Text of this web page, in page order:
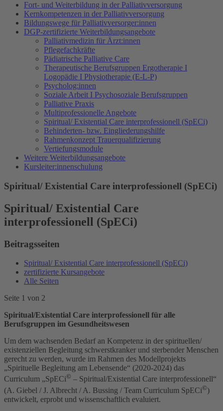
Fort- und Weiterbildung in der Palliativversorgung
Kernkompetenzen in der Palliativversorgung
Bildungswege für Palliativversorger:innen
DGP-zertifizierte Weiterbildungsangebote
Palliativmedizin für Ärzt:innen
Pflegefachkräfte
Pädiatrische Palliative Care
Therapeutische Berufsgruppen Ergotherapie I
Logopädie I Physiotherapie (E-L-P)
Psycholog:innen
Soziale Arbeit I Psychosoziale Berufsgruppen
Palliative Praxis
Multiprofessionelle Angebote
Spiritual/ Existential Care interprofessionell (SpECi)
Behinderten- bzw. Eingliederungshilfe
Rahmenkonzept Trauerqualifizierung
Vertiefungsmodule
Weitere Weiterbildungsangebote
Kursleiter:innenschulung
Spiritual/ Existential Care interprofessionell (SpECi)
Spiritual/ Existential Care
interprofessionell (SpECi)
Beitragsseiten
Spiritual/ Existential Care interprofessionell (SpECi)
zertifizierte Kursangebote
Alle Seiten
Seite 1 von 2
Spiritual/Existential Care interprofessionell für alle
Berufsgruppen im Gesundheitswesen
Um dem wachsenden Bedarf an Kompetenz in der spirituellen/
existenziellen Begleitung schwerstkranker und sterbender Menschen
gerecht zu werden, wurde im Rahmen des Modellprojekts
„Spirituelle Begleitung am Lebensende“ (2020-2024) das
Curriculum „SpECi© – Spiritual/Existential Care interprofessionell“
(A. Giebel / J. Albrecht / A. Bussing / Team Curriculum SpECi©)
entwickelt, erprobt und wissenschaftlich evaluiert.